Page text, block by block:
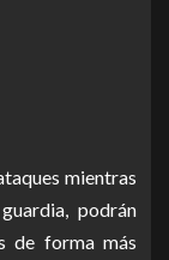
mientras
podrán
de forma más